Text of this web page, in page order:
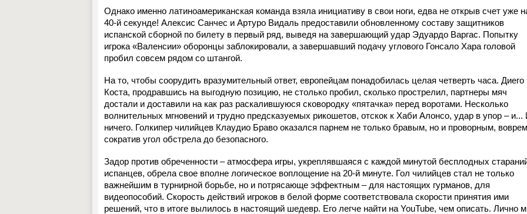
Однако именно латиноамериканская команда взяла инициативу в свои ноги, едва не открыв счет уже
40-й секунде! Алексис Санчес и Артуро Видаль предоставили обновленному составу защитников
испанской сборной по билету в первый ряд, выведя на завершающий удар Эдуардо Варгас. Попытку
игрока «Валенсии» оборонцы заблокировали, а завершавший подачу углового Гонсало Хара головой
пробил совсем рядом со штангой.
На то, чтобы соорудить вразумительный ответ, европейцам понадобилась целая четверть часа. Диего
Коста, продравшись на выгодную позицию, не столько пробил, сколько прострелил, партнеры мяч
достали и доставили на как раз раскалившуюся сковородку «пятачка» перед воротами. Несколько
волнительных мгновений и трудно предсказуемых рикошетов, отскок к Хаби Алонсо, удар в упор – и...
ничего. Голкипер чилийцев Клаудио Браво оказался парнем не только бравым, но и проворным,
сократив угол обстрела до безопасного.
Задор против обреченности – атмосфера игры, укреплявшаяся с каждой минутой бесплодных
испанцев, обрела свое вполне логическое воплощение на 20-й минуте. Гол чилийцев стал не только
важнейшим в турнирной борьбе, но и потрясающе эффектным – для настоящих гурманов, для
видеопособий. Скорость действий игроков в белой форме соответствовала скорости принятия ими
решений, что в итоге вылилось в настоящий шедевр. Его легче найти на YouTube, чем описать. Лично